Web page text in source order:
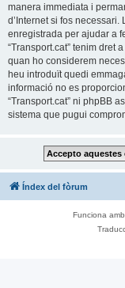
manera immediata i
d’Internet si fos necessari.
enregistrada per ajudar a
“Transport.cat” tenim dret
quan ho considerem
heu introduït quedi
informació no es
“Transport.cat” ni phpBB
sistema que pugui
Índex del fòrum
Funciona amb